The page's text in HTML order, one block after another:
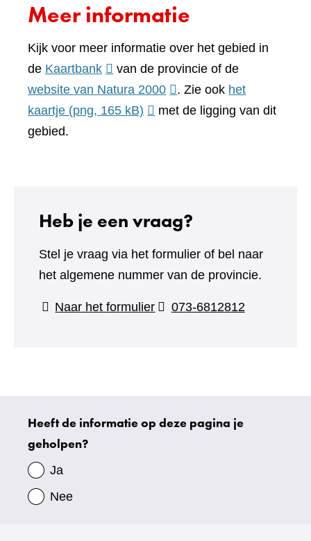
Meer informatie
Kijk voor meer informatie over het gebied in
de Kaartbank(verwijst
naar
een
van de provincie of de
website van Natura 2000(verwijst
naar
. Zie ook het
kaartje (png, 165 kB)
met de ligging van dit
gebied.
Heb je een vraag?
Stel je vraag via het formulier of bel naar
het algemene nummer van de provincie.
Naar het formulier(verwijst
073-6812812
Uw
gegevens
Heeft de informatie op deze pagina je
geholpen?
Ja
Nee